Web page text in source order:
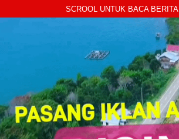
ke
SCROOL UNTUK BACA BERITA